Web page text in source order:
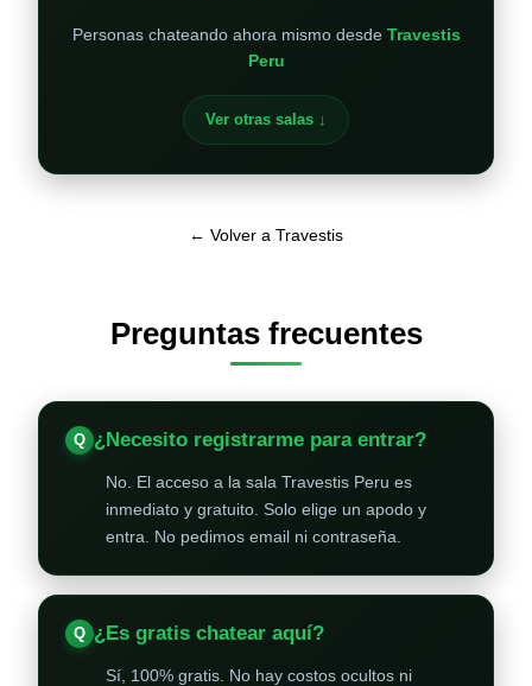
Personas chateando ahora mismo desde Travestis
Peru
Ver otras salas ↓
← Volver a Travestis
Preguntas frecuentes
¿Necesito registrarme para entrar?
No. El acceso a la sala Travestis Peru es
inmediato y gratuito. Solo elige un apodo y
entra. No pedimos email ni contraseña.
¿Es gratis chatear aquí?
Sí, 100% gratis. No hay costos ocultos ni